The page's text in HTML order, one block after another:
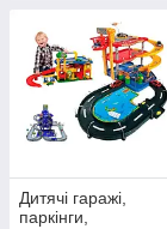
Дитячі гаражі,
паркінги,